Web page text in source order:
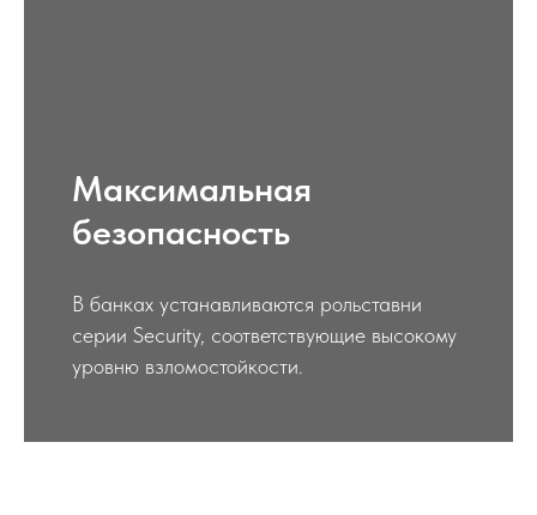
Максимальная
безопасность
В банках устанавливаются рольставни
серии Security, соответствующие высокому
уровню взломостойкости.